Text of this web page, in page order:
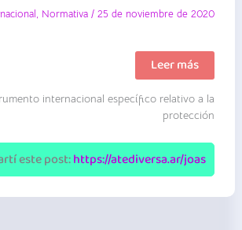
, Normativa /25 de noviembre de 2020
Convención
sobre
eliminación
de
todas
las
formas
de
discriminación
la
Leer más
internacional específico relativo a la
protección
este post:https://atediversa.ar/joas